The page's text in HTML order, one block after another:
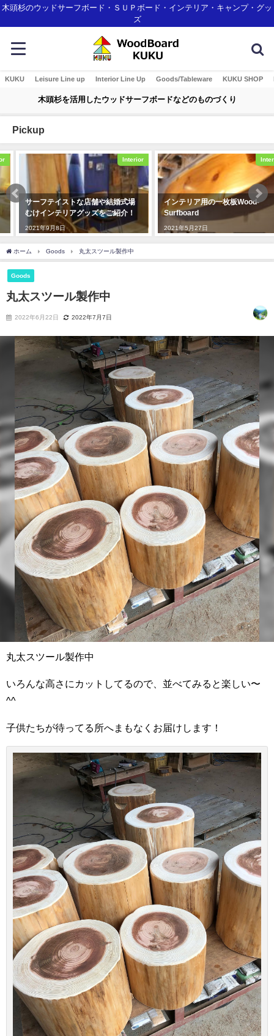
木頭杉のウッドサーフボード・ＳＵＰボード・インテリア・キャンプ・グッ
ズ
KUKU Leisure Line up Interior Line Up Goods/Tableware KUKU SHOP
木頭杉を活用したウッドサーフボードなどのものづくり
Pickup
Interior
サーフテイストな店舗や結婚式場
むけインテリアグッズをご紹介！
2021年9月8日
Interior
インテリア用の一枚板Wood-
Surfboard
2021年5月27日
ホーム Goods 丸太スツール製作中
Goods
丸太スツール製作中
2022年6月22日 2022年7月7日
丸太スツール製作中
いろんな高さにカットしてるので、並べてみると楽しい〜
^^
子供たちが待ってる所へまもなくお届けします！